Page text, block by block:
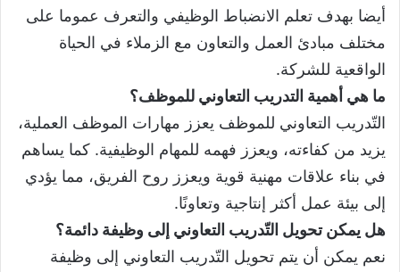
أيضا بهدف تعلم الانضباط الوظيفي والتعرف عموما على
مختلف مبادئ العمل والتعاون مع الزملاء في الحياة
الواقعية للشركة.
ما هي أهمية التدريب التعاوني للموظف؟
التّدريب التعاوني للموظف يعزز مهارات الموظف العملية،
يزيد من كفاءته، ويعزز فهمه للمهام الوظيفية. كما يساهم
في بناء علاقات مهنية قوية ويعزز روح الفريق، مما يؤدي
إلى بيئة عمل أكثر إنتاجية وتعاونًا.
هل يمكن تحويل التّدريب التعاوني إلى وظيفة دائمة؟
نعم يمكن أن يتم تحويل التّدريب التعاوني إلى وظيفة